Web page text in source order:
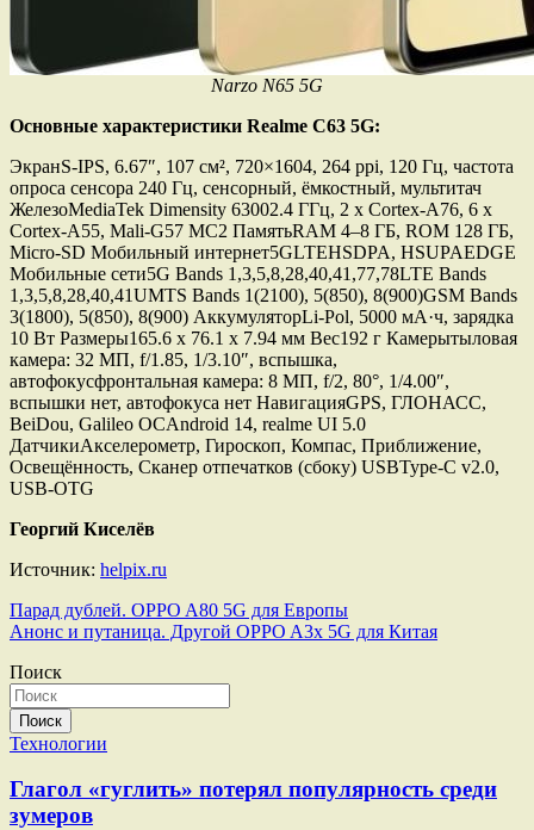
Narzo N65 5G
Основные характеристики Realme C63 5G:
ЭкранS-IPS, 6.67″, 107 см², 720×1604, 264 ppi, 120 Гц, частота
опроса сенсора 240 Гц, сенсорный, ёмкостный, мультитач
ЖелезоMediaTek Dimensity 63002.4 ГГц, 2 x Cortex-A76, 6 x
Cortex-A55, Mali-G57 MC2 ПамятьRAM 4–8 ГБ, ROM 128 ГБ,
Micro-SD Мобильный интернет5GLTEHSDPA, HSUPAEDGE
Мобильные сети5G Bands 1,3,5,8,28,40,41,77,78LTE Bands
1,3,5,8,28,40,41UMTS Bands 1(2100), 5(850), 8(900)GSM Bands
3(1800), 5(850), 8(900) АккумуляторLi-Pol, 5000 мА·ч, зарядка
10 Вт Размеры165.6 x 76.1 x 7.94 мм Вес192 г Камерытыловая
камера: 32 МП, f/1.85, 1/3.10″, вспышка,
автофокусфронтальная камера: 8 МП, f/2, 80°, 1/4.00″,
вспышки нет, автофокуса нет НавигацияGPS, ГЛОНАСС,
BeiDou, Galileo ОСAndroid 14, realme UI 5.0
ДатчикиАкселерометр, Гироскоп, Компас, Приближение,
Освещённость, Сканер отпечатков (сбоку) USBType-C v2.0,
USB-OTG
Георгий Киселёв
Источник: helpix.ru
Навигация
по
записям
Парад дублей. OPPO A80 5G для Европы
Анонс и путаница. Другой OPPO A3x 5G для Китая
Поиск
Поиск
Технологии
Глагол «гуглить» потерял популярность среди
зумеров